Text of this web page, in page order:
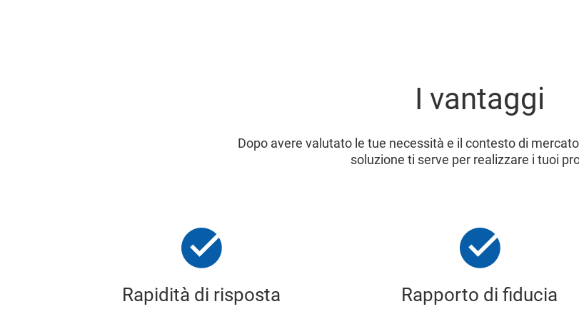
I vantaggi
Dopo avere valutato le tue necessità e il contesto di
soluzione ti serve per realizzare i tuoi
Rapidità di risposta Rapporto di fiducia